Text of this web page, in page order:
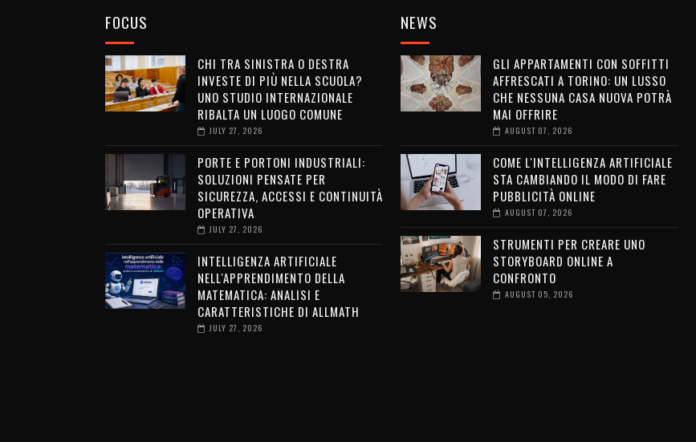
FOCUS
CHI TRA SINISTRA O DESTRA
INVESTE DI PIÙ NELLA SCUOLA?
UNO STUDIO INTERNAZIONALE
RIBALTA UN LUOGO COMUNE
JULY 27, 2026
PORTE E PORTONI INDUSTRIALI:
SOLUZIONI PENSATE PER
SICUREZZA, ACCESSI E CONTINUITÀ
OPERATIVA
JULY 27, 2026
INTELLIGENZA ARTIFICIALE
NELL'APPRENDIMENTO DELLA
MATEMATICA: ANALISI E
CARATTERISTICHE DI ALLMATH
JULY 27, 2026
NEWS
GLI APPARTAMENTI CON SOFFITTI
AFFRESCATI A TORINO: UN LUSSO
CHE NESSUNA CASA NUOVA POTRÀ
MAI OFFRIRE
AUGUST 07, 2026
COME L'INTELLIGENZA ARTIFICIALE
STA CAMBIANDO IL MODO DI FARE
PUBBLICITÀ ONLINE
AUGUST 07, 2026
STRUMENTI PER CREARE UNO
STORYBOARD ONLINE A
CONFRONTO
AUGUST 05, 2026